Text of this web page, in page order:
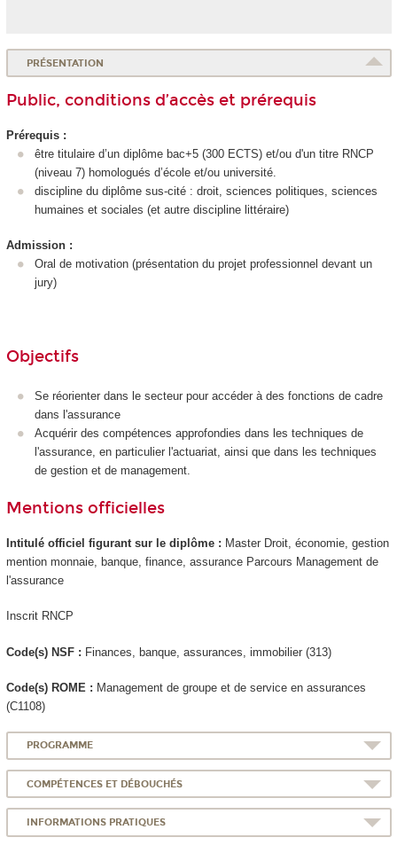
PRÉSENTATION
Public, conditions d’accès et prérequis
Prérequis :
être titulaire d’un diplôme bac+5 (300 ECTS) et/ou d'un titre RNCP
(niveau 7) homologués d’école et/ou université.
discipline du diplôme sus-cité : droit, sciences politiques, sciences
humaines et sociales (et autre discipline littéraire)
Admission :
Oral de motivation (présentation du projet professionnel devant un
jury)
Objectifs
Se réorienter dans le secteur pour accéder à des fonctions de cadre
dans l'assurance
Acquérir des compétences approfondies dans les techniques de
l'assurance, en particulier l'actuariat, ainsi que dans les techniques
de gestion et de management.
Mentions officielles
Intitulé officiel figurant sur le diplôme : Master Droit, économie, gestion
mention monnaie, banque, finance, assurance Parcours Management de
l'assurance
Inscrit RNCP
Code(s) NSF : Finances, banque, assurances, immobilier (313)
Code(s) ROME : Management de groupe et de service en assurances
(C1108)
PROGRAMME
COMPÉTENCES ET DÉBOUCHÉS
INFORMATIONS PRATIQUES